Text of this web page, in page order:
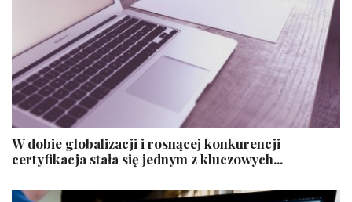
W dobie globalizacji i rosnącej konkurencji
certyfikacja stała się jednym z kluczowych...